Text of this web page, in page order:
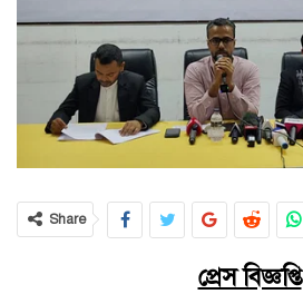
Share
প্রেস বিজ্ঞপ্তি